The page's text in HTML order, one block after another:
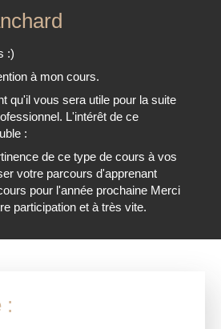
:)
à mon cours.
qu'il vous sera utile pour la suite
L'intérêt de ce
:
de ce type de cours à vos
votre parcours d'apprenant
pour l'année prochaine Merci
participation et à très vite.
: